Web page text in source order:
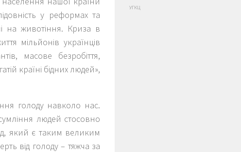
у реформах та
на животіння. Криза в
мільйонів українців
масове безробіття,
країні бідних людей»,
голоду навколо нас.
людей стосовно
який є таким великим
від голоду – тяжча за
УГКЦ